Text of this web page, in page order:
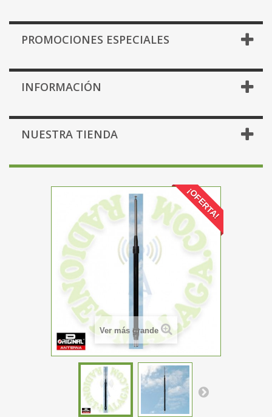
PROMOCIONES ESPECIALES
INFORMACIÓN
NUESTRA TIENDA
¡OFERTA!
Ver más grande